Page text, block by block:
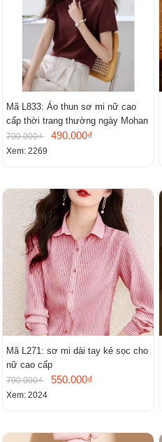
Mã L833: Áo thun sơ mi nữ cao
cấp thời trang thường ngày Mohan
700.000₫ 490.000₫
Xem: 2269
Mã L271: sơ mi dài tay kẻ sọc cho
nữ cao cấp
790.000₫ 550.000₫
Xem: 2024